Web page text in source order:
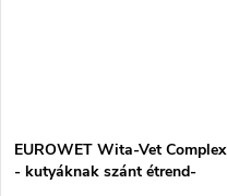
EUROWET Wita-Vet Complex
- kutyáknak szánt étrend-